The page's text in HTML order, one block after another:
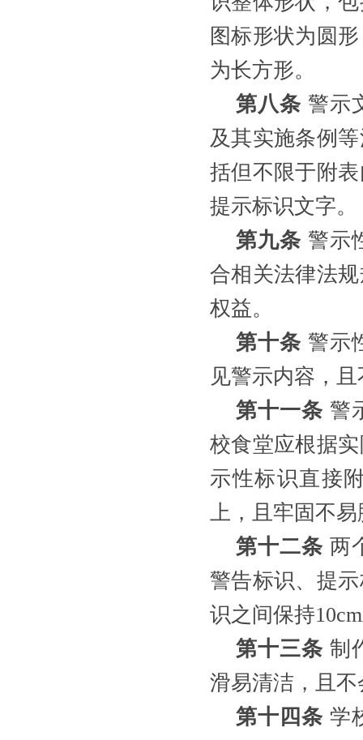
图标形状为圆
为长方形。
第八条 警示
及其实施条例
括但不限于附
提示标识文字。
第九条 警示
合相关法律法
权益。
第十条 警示
见警示内容，
第十一条 警
校食堂应根据
示性标识直接
上，且牢固不易
第十二条 两
警告标识、提
识之间保持
第十三条 制
滑易清洁，且
第十四条 学